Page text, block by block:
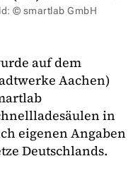
© smartlab GmbH
auf dem
Aachen)
in
eigenen Angaben
Deutschlands.